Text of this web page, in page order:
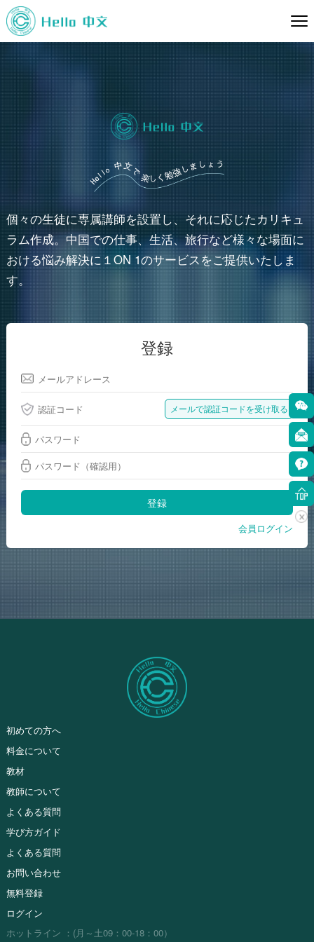
個々の生徒に専属講師を設置し、それに応じたカリキュ
ラム作成。中国での仕事、生活、旅行など様々な場面に
おける悩み解決に１ON 1のサービスをご提供いたしま
す。
登録
登録
会員ログイン
初めての方へ
料金について
教材
教師について
よくある質問
学び方ガイド
よくある質問
お問い合わせ
無料登録
ログイン
ホットライン ：(月～土09：00-18：00）